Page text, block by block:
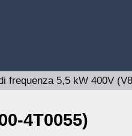
frequenza 5,5 kW 400V
4T0055)